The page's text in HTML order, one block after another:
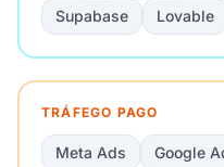
Supabase
Lovable
TRÁFEGO PAGO
Meta Ads Google